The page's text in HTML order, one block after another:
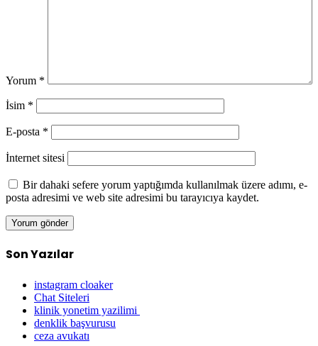
Yorum *
İsim *
E-posta *
İnternet sitesi
Bir dahaki sefere yorum yaptığımda kullanılmak üzere adımı, e-
posta adresimi ve web site adresimi bu tarayıcıya kaydet.
Son Yazılar
instagram cloaker
Chat Siteleri
klinik yonetim yazilimi
denklik başvurusu
ceza avukatı